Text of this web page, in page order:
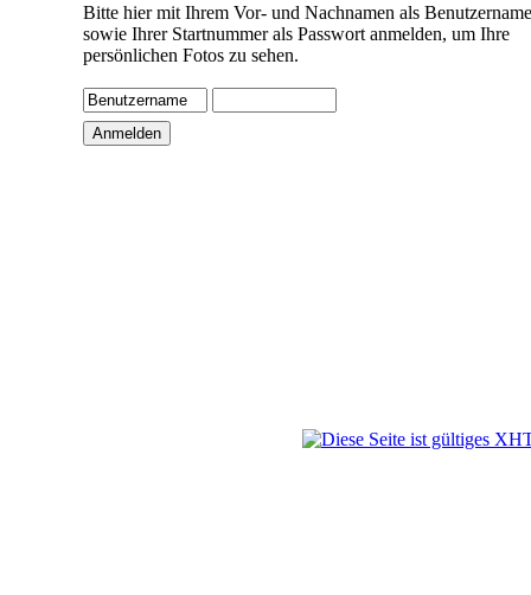
Bitte hier mit Ihrem Vor- und Nachnamen als
sowie Ihrer Startnummer als Passwort anmelden, um Ihre
persönlichen Fotos zu sehen.